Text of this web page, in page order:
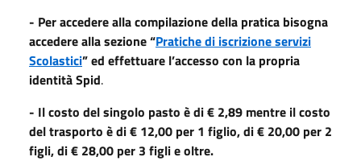
- Per accedere alla compilazione della pratica bisogna
accedere alla sezione “Pratiche di iscrizione servizi
Scolastici” ed effettuare l’accesso con la propria
identità Spid.
- Il costo del singolo pasto è di € 2,89 mentre il costo
del trasporto è di € 12,00 per 1 figlio, di € 20,00 per 2
figli, di € 28,00 per 3 figli e oltre.